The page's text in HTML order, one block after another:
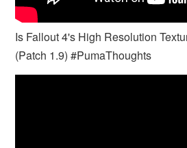
Is Fallout 4's High Resolution
(Patch 1.9) #PumaThoughts